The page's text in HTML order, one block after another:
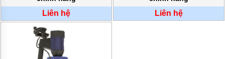
MÁY
HÚT
Liên hệ Liên hệ